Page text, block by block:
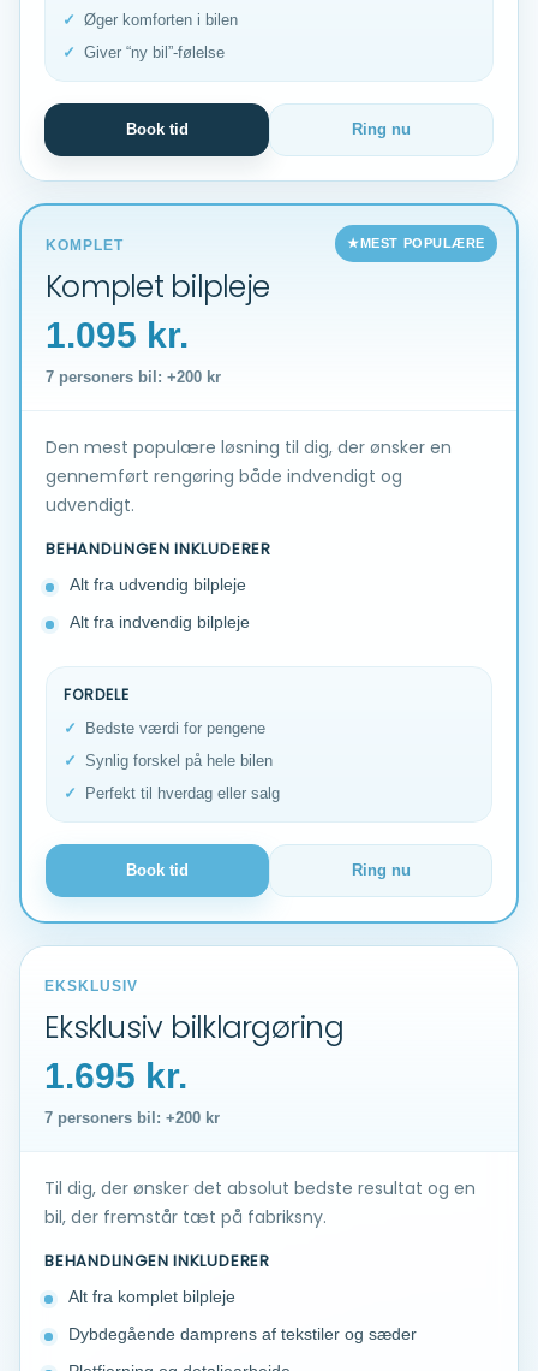
Øger komforten i bilen
Giver “ny bil”-følelse
Book tid Ring nu
MEST POPULÆRE
KOMPLET
Komplet bilpleje
1.095 kr.
7 personers bil: +200 kr
Den mest populære løsning til dig, der ønsker en
gennemført rengøring både indvendigt og
udvendigt.
BEHANDLINGEN INKLUDERER
Alt fra udvendig bilpleje
Alt fra indvendig bilpleje
FORDELE
Bedste værdi for pengene
Synlig forskel på hele bilen
Perfekt til hverdag eller salg
Book tid Ring nu
EKSKLUSIV
Eksklusiv bilklargøring
1.695 kr.
7 personers bil: +200 kr
Til dig, der ønsker det absolut bedste resultat og en
bil, der fremstår tæt på fabriksny.
BEHANDLINGEN INKLUDERER
Alt fra komplet bilpleje
Dybdegående damprens af tekstiler og sæder